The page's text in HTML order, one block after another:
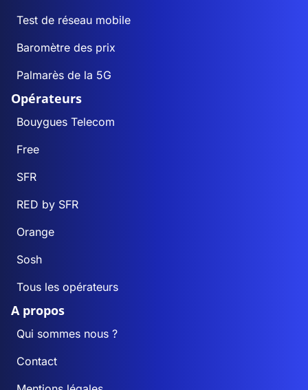
Test de réseau mobile
Baromètre des prix
Palmarès de la 5G
Opérateurs
Bouygues Telecom
Free
SFR
RED by SFR
Orange
Sosh
Tous les opérateurs
A propos
Qui sommes nous ?
Contact